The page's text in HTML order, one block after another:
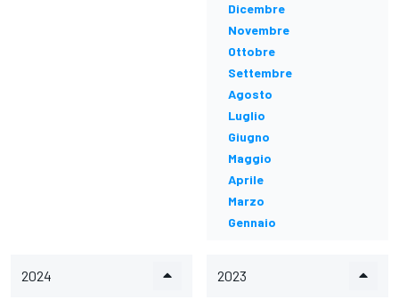
Dicembre
Novembre
Ottobre
Settembre
Agosto
Luglio
Giugno
Maggio
Aprile
Marzo
Gennaio
2024 2023